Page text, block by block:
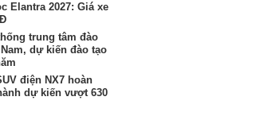
Elantra 2027: Giá xe
trung tâm đào
dự kiến đào tạo
điện NX7 hoàn
dự kiến vượt 630